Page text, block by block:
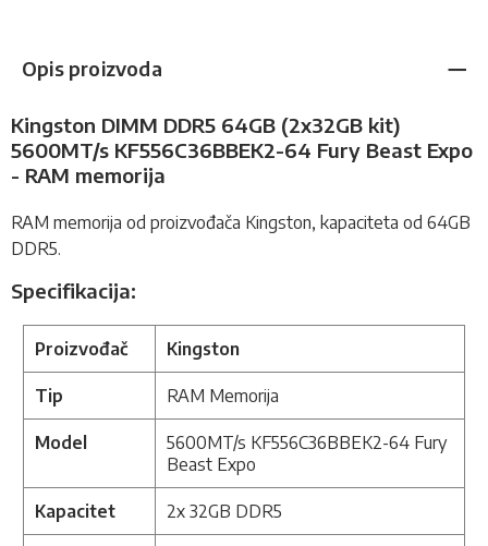
Opis proizvoda
Kingston DIMM DDR5 64GB (2x32GB kit)
5600MT/s KF556C36BBEK2-64 Fury Beast Expo
- RAM memorija
RAM memorija od proizvođača Kingston, kapaciteta od 64GB
DDR5.
Specifikacija:
Proizvođač Kingston
Tip RAM Memorija
Model
5600MT/s KF556C36BBEK2-64 Fury
Beast Expo
Kapacitet 2x 32GB DDR5